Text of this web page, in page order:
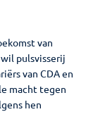
van
pulsvisserij
van CDA en
macht tegen
hen